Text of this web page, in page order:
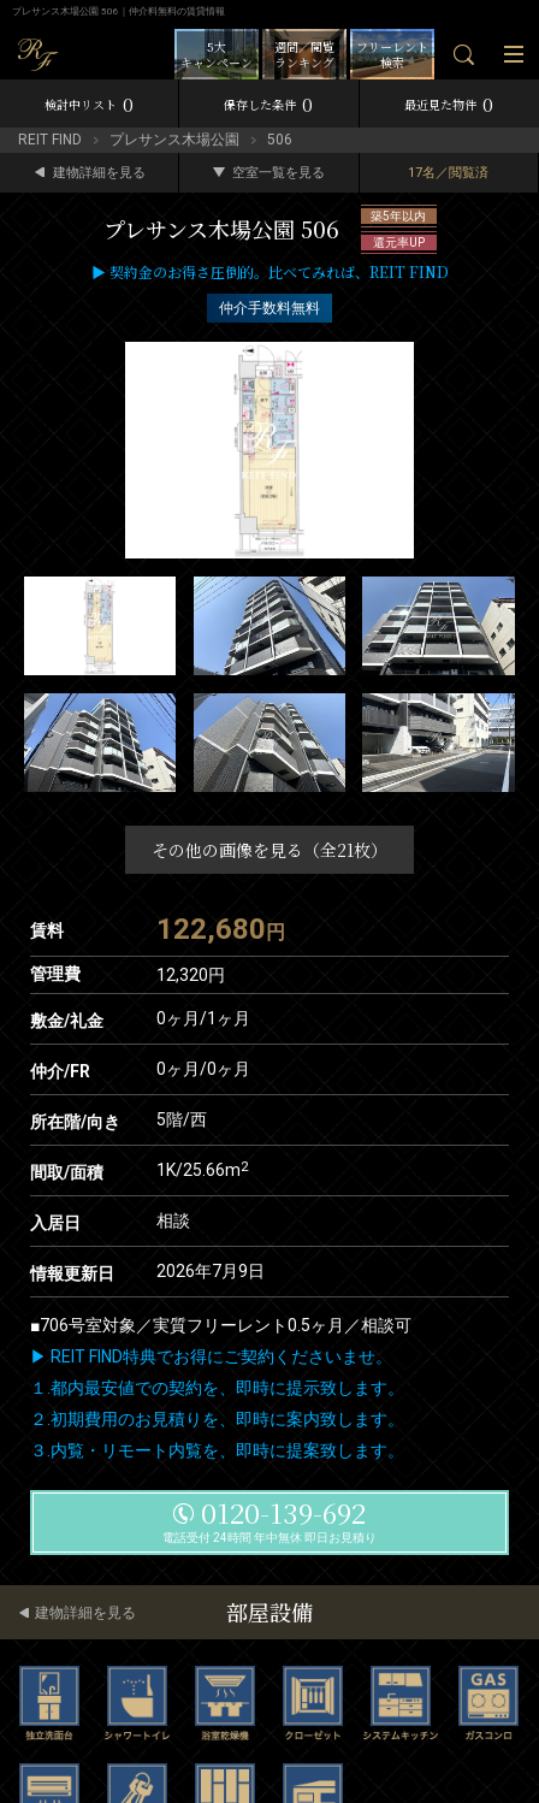
プレサンス木場公園 506｜仲介料無料の賃貸情報
フリーレント
検索
週間／閲覧
ランキング
5大
キャンペーン
検討中リスト 0 保存した条件 0 最近見た物件 0
REIT FIND プレサンス木場公園 506
建物詳細を見る 空室一覧を見る 17名／閲覧済
プレサンス木場公園 506
築5年以内
還元率UP
▶ 契約金のお得さ圧倒的。比べてみれば、REIT FIND
仲介手数料無料
その他の画像を見る（全21枚）
賃料 122,680 円
管理費 12,320円
敷金/礼金 0ヶ月/1ヶ月
仲介/FR 0ヶ月/0ヶ月
所在階/向き 5階/西
間取/面積 1K/25.66m2
入居日 相談
情報更新日 2026年7月9日
■706号室対象／実質フリーレント0.5ヶ月／相談可
▶ REIT FIND特典でお得にご契約くださいませ。
１.都内最安値での契約を、即時に提示致します。
２.初期費用のお見積りを、即時に案内致します。
３.内覧・リモート内覧を、即時に提案致します。
0120-139-692
電話受付 24時間 年中無休 即日お見積り
部屋設備
建物詳細を見る